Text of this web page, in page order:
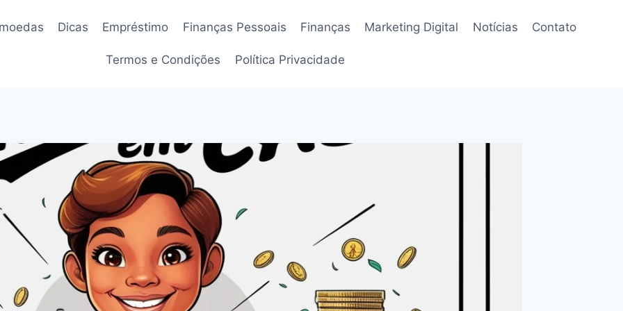
Dicas Empréstimo Finanças Pessoais Finanças Marketing Digital Notícias Contato
Termos e Condições Política Privacidade